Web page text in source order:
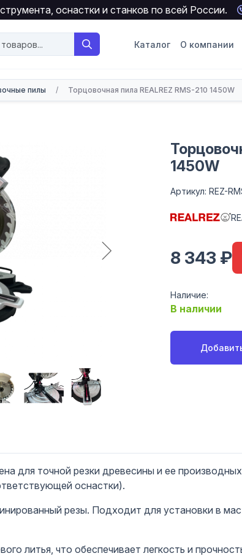
оснастки и станков по всей России.
Каталог О компании
пилы / Торцовочная пила REALREZ RMS-210 1450W
1450W
Артикул: REZ-
8 343 ₽
Наличие:
В наличии
для точной резки древесины и ее
оснастки).
резы. Подходит для установки в
литья, что обеспечивает легкость и